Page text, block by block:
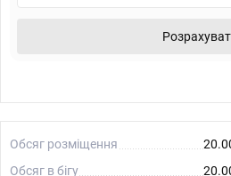
Обсяг розміщення
Обсяг в бігу